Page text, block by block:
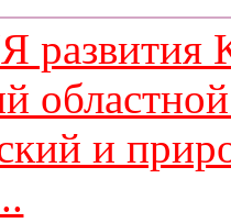
и